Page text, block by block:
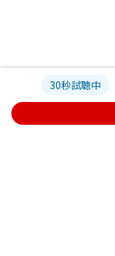
30秒試聴中